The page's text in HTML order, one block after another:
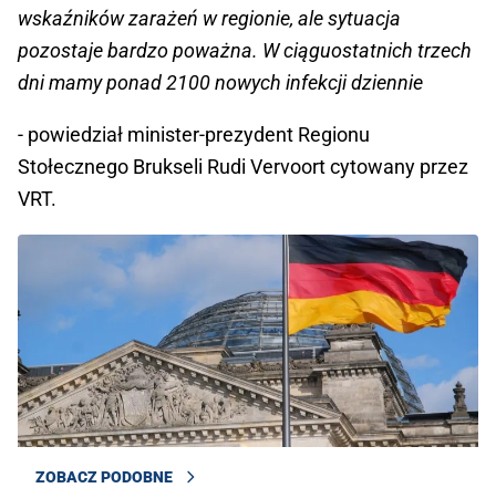
wskaźników zarażeń w regionie, ale sytuacja
pozostaje bardzo poważna. W ciąguostatnich trzech
dni mamy ponad 2100 nowych infekcji dziennie
- powiedział minister-prezydent Regionu
Stołecznego Brukseli Rudi Vervoort cytowany przez
VRT.
ZOBACZ PODOBNE